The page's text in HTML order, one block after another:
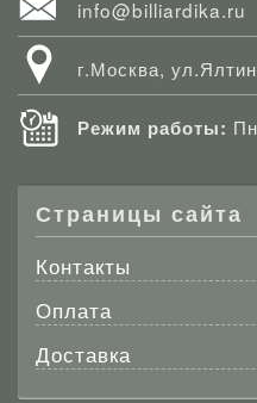
info@billiardika.ru
г.Москва,
Режим работы:
Страницы сайта
Контакты
Оплата
Доставка